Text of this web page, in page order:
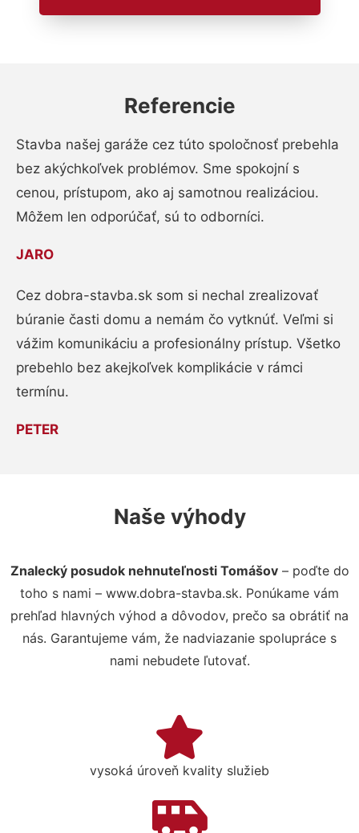
Referencie
Stavba našej garáže cez túto spoločnosť prebehla
bez akýchkoľvek problémov. Sme spokojní s
cenou, prístupom, ako aj samotnou realizáciou.
Môžem len odporúčať, sú to odborníci.
JARO
Cez dobra-stavba.sk som si nechal zrealizovať
búranie časti domu a nemám čo vytknúť. Veľmi si
vážim komunikáciu a profesionálny prístup. Všetko
prebehlo bez akejkoľvek komplikácie v rámci
termínu.
PETER
Naše výhody
Znalecký posudok nehnuteľnosti Tomášov– poďte do
toho s nami – www.dobra-stavba.sk. Ponúkame vám
prehľad hlavných výhod a dôvodov, prečo sa obrátiť na
nás. Garantujeme vám, že nadviazanie spolupráce s
nami nebudete ľutovať.
vysoká úroveň kvality služieb